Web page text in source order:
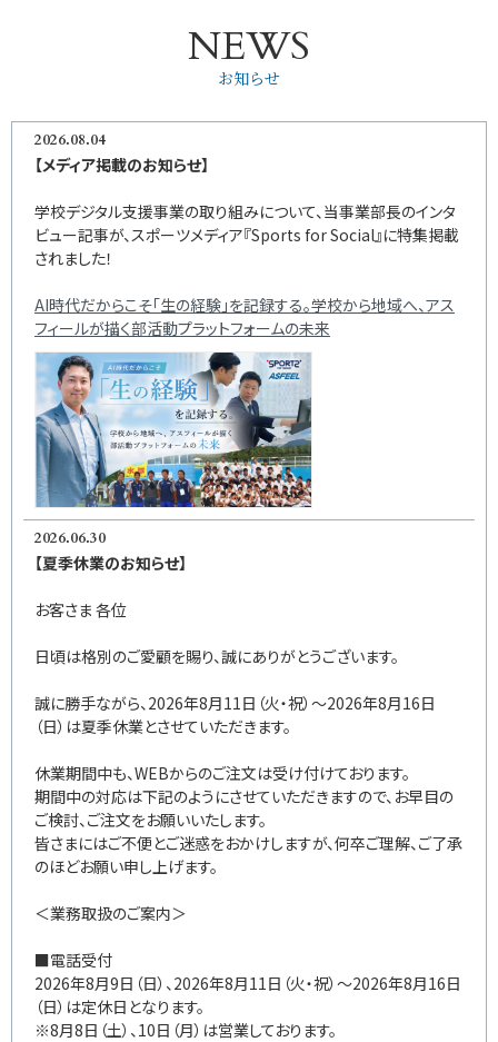
NEWS
お知らせ
2026.08.04
【メディア掲載のお知らせ】
学校デジタル支援事業の取り組みについて、当事業部長のインタ
ビュー記事が、スポーツメディア『Sports for Social』に特集掲載
されました！
AI時代だからこそ「生の経験」を記録する。学校から地域へ、アス
フィールが描く部活動プラットフォームの未来
2026.06.30
【夏季休業のお知らせ】
お客さま 各位
日頃は格別のご愛顧を賜り、誠にありがとうございます。
誠に勝手ながら、2026年8月11日（火・祝）～2026年8月16日
（日）は夏季休業とさせていただきます。
休業期間中も、WEBからのご注文は受け付けております。
期間中の対応は下記のようにさせていただきますので、お早目の
ご検討、ご注文をお願いいたします。
皆さまにはご不便とご迷惑をおかけしますが、何卒ご理解、ご了承
のほどお願い申し上げます。
＜業務取扱のご案内＞
■電話受付
2026年8月9日（日）、2026年8月11日（火・祝）～2026年8月16日
（日）は定休日となります。
※8月8日（土）、10日（月）は営業しております。